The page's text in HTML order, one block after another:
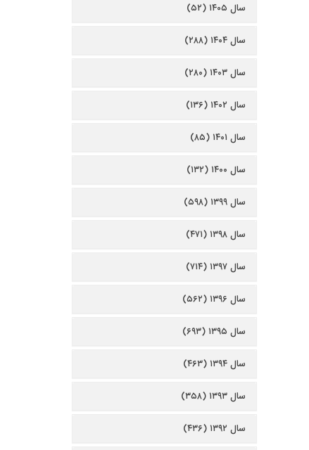
سال ۱۴۰۵ (۵۲)
سال ۱۴۰۴ (۲۸۸)
سال ۱۴۰۳ (۲۸۰)
سال ۱۴۰۲ (۱۳۶)
سال ۱۴۰۱ (۸۵)
سال ۱۴۰۰ (۱۳۲)
سال ۱۳۹۹ (۵۹۸)
سال ۱۳۹۸ (۴۷۱)
سال ۱۳۹۷ (۷۱۴)
سال ۱۳۹۶ (۵۶۲)
سال ۱۳۹۵ (۶۹۳)
سال ۱۳۹۴ (۴۶۳)
سال ۱۳۹۳ (۳۵۸)
سال ۱۳۹۲ (۴۳۶)